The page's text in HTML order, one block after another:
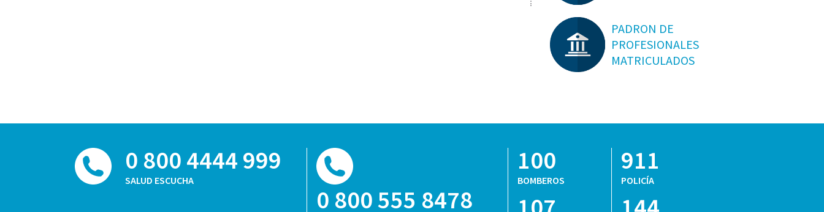
PADRON DE
PROFESIONALES
MATRICULADOS
0 800 4444 999
SALUD ESCUCHA
0 800 555 8478
100
BOMBEROS
911
POLICÍA